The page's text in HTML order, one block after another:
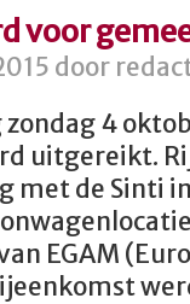
voor
door
4
uitgereikt.
met de Sinti
EGAM